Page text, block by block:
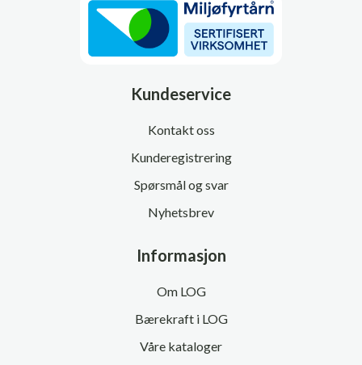
Kundeservice
Kontakt oss
Kunderegistrering
Spørsmål og svar
Nyhetsbrev
Informasjon
Om LOG
Bærekraft i LOG
Våre kataloger